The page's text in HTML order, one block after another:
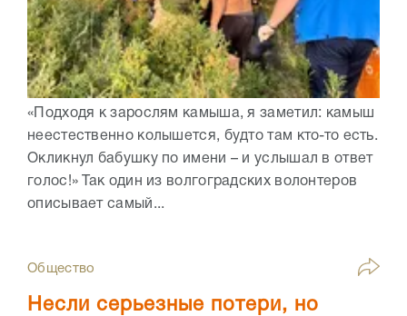
«Подходя к зарослям камыша, я заметил: камыш
неестественно колышется, будто там кто-то есть.
Окликнул бабушку по имени – и услышал в ответ
голос!» Так один из волгоградских волонтеров
описывает самый...
Общество
Несли серьезные потери, но